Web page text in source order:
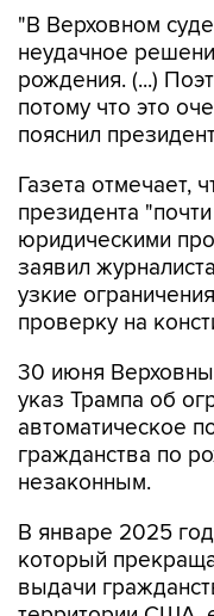
"В Верховном
неудачное
рождения. (...)
потому что это
пояснил
Газета отмечает,
президента
юридическими
заявил
узкие
проверку на
30 июня
указ Трампа об
автоматическое
гражданства по
незаконным.
В январе 2025
который
выдачи